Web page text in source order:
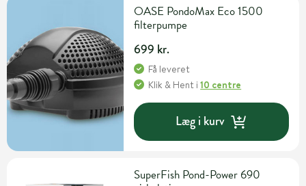
OASE PondoMax Eco 1500
filterpumpe
699 kr.
Få leveret
Klik & Hent i10 centre
Læg i kurv
SuperFish Pond-Power 690